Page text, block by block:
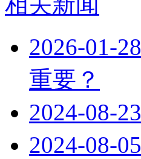
2026-01-28
重要？
2024-08-23
2024-08-05